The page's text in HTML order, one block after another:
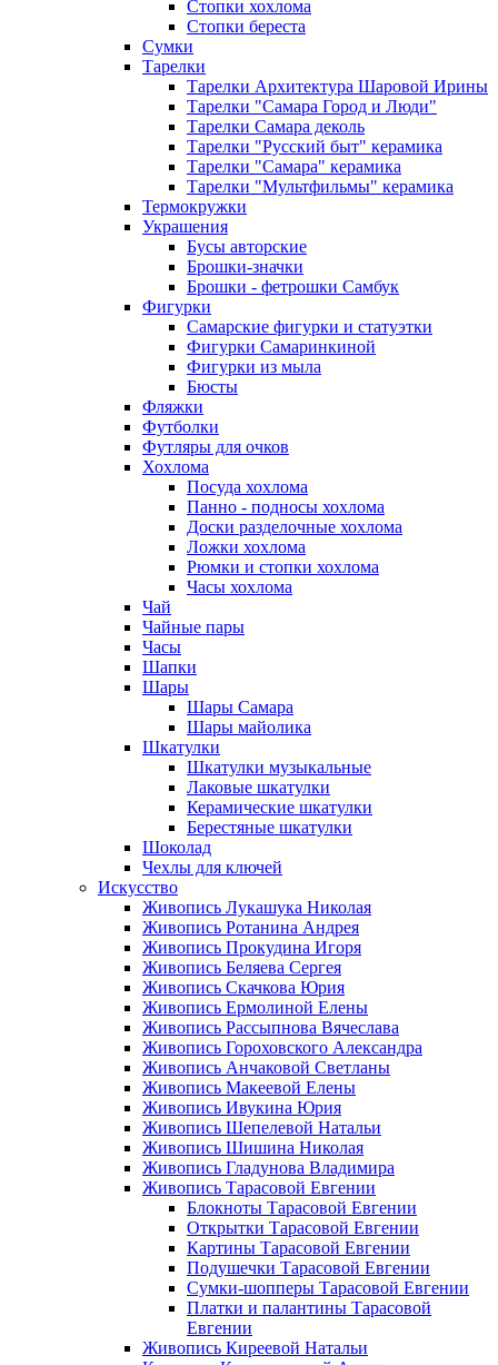
Стопки хохлома
Стопки береста
Сумки
Тарелки
Тарелки Архитектура Шаровой Ирины
Тарелки "Самара Город и Люди"
Тарелки Самара деколь
Тарелки "Русский быт" керамика
Тарелки "Самара" керамика
Тарелки "Мультфильмы" керамика
Термокружки
Украшения
Бусы авторские
Брошки-значки
Брошки - фетрошки Самбук
Фигурки
Самарские фигурки и статуэтки
Фигурки Самаринкиной
Фигурки из мыла
Бюсты
Фляжки
Футболки
Футляры для очков
Хохлома
Посуда хохлома
Панно - подносы хохлома
Доски разделочные хохлома
Ложки хохлома
Рюмки и стопки хохлома
Часы хохлома
Чай
Чайные пары
Часы
Шапки
Шары
Шары Самара
Шары майолика
Шкатулки
Шкатулки музыкальные
Лаковые шкатулки
Керамические шкатулки
Берестяные шкатулки
Шоколад
Чехлы для ключей
Искусство
Живопись Лукашука Николая
Живопись Ротанина Андрея
Живопись Прокудина Игоря
Живопись Беляева Сергея
Живопись Скачкова Юрия
Живопись Ермолиной Елены
Живопись Рассыпнова Вячеслава
Живопись Гороховского Александра
Живопись Анчаковой Светланы
Живопись Макеевой Елены
Живопись Ивукина Юрия
Живопись Шепелевой Натальи
Живопись Шишина Николая
Живопись Гладунова Владимира
Живопись Тарасовой Евгении
Блокноты Тарасовой Евгении
Открытки Тарасовой Евгении
Картины Тарасовой Евгении
Подушечки Тарасовой Евгении
Сумки-шопперы Тарасовой Евгении
Платки и палантины Тарасовой
Евгении
Живопись Киреевой Натальи